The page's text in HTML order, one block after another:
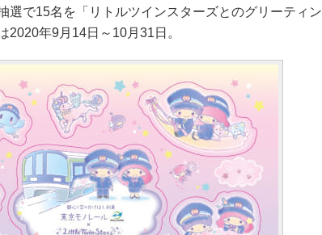
選で15名を「リトルツインスターズとのグリーティン
2020年9月14日～10月31日。